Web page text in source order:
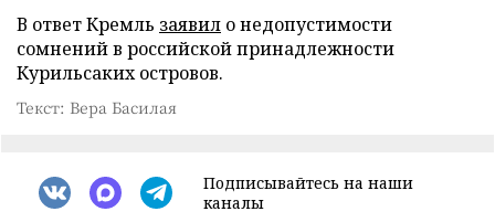
В ответ Кремль заявил о недопустимости
сомнений в российской принадлежности
Курильсаких островов.
Текст: Вера Басилая
Подписывайтесь на наши
каналы